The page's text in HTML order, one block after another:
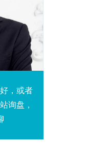
，或者
询盘，